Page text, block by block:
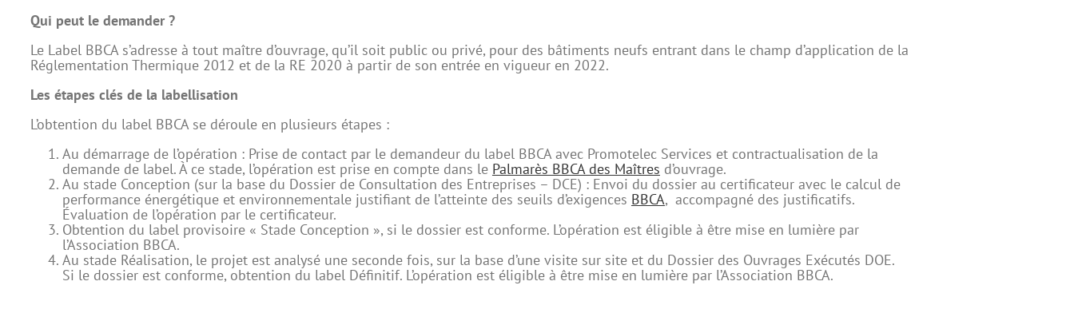
Qui peut le demander ?
Le Label BBCA s’adresse à tout maître d’ouvrage, qu’il soit public ou privé, pour des bâtiments neufs entrant dans le champ d’application de la
Réglementation Thermique 2012 et de la RE 2020 à partir de son entrée en vigueur en 2022.
Les étapes clés de la labellisation
L’obtention du label BBCA se déroule en plusieurs étapes :
Au démarrage de l’opération : Prise de contact par le demandeur du label BBCA avec Promotelec Services et contractualisation de la
demande de label. À ce stade, l’opération est prise en compte dans le Palmarès BBCA des Maîtres d’ouvrage.
Au stade Conception (sur la base du Dossier de Consultation des Entreprises – DCE) : Envoi du dossier au certificateur avec le calcul de
performance énergétique et environnementale justifiant de l’atteinte des seuils d’exigences BBCA, accompagné des justificatifs.
Évaluation de l’opération par le certificateur.
Obtention du label provisoire « Stade Conception », si le dossier est conforme. L’opération est éligible à être mise en lumière par
l’Association BBCA.
Au stade Réalisation, le projet est analysé une seconde fois, sur la base d’une visite sur site et du Dossier des Ouvrages Exécutés DOE.
Si le dossier est conforme, obtention du label Définitif. L’opération est éligible à être mise en lumière par l’Association BBCA.